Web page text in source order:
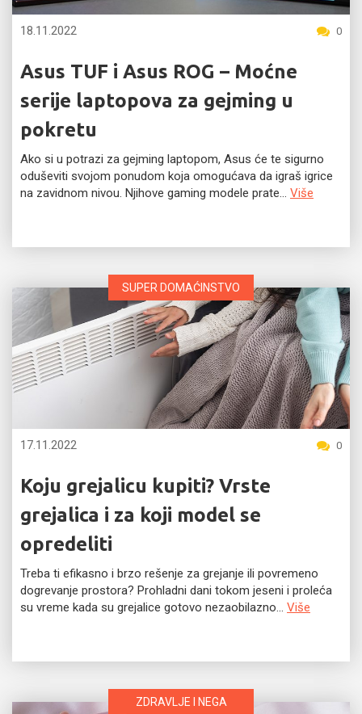
18.11.2022 0
Asus TUF i Asus ROG – Moćne
serije laptopova za gejming u
pokretu
Ako si u potrazi za gejming laptopom, Asus će te sigurno
oduševiti svojom ponudom koja omogućava da igraš igrice
na zavidnom nivou. Njihove gaming modele prate... Više
SUPER DOMAĆINSTVO
17.11.2022 0
Koju grejalicu kupiti? Vrste
grejalica i za koji model se
opredeliti
Treba ti efikasno i brzo rešenje za grejanje ili povremeno
dogrevanje prostora? Prohladni dani tokom jeseni i proleća
su vreme kada su grejalice gotovo nezaobilazno... Više
ZDRAVLJE I NEGA